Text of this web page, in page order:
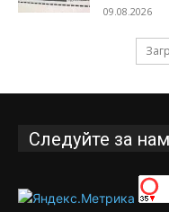
09.08.2026
Следуйте за